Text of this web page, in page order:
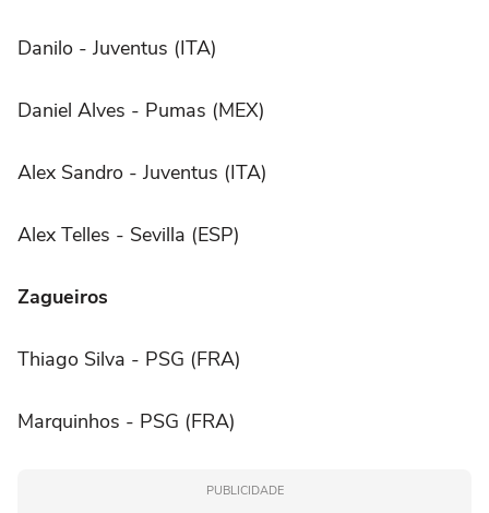
Danilo - Juventus (ITA)
Daniel Alves - Pumas (MEX)
Alex Sandro - Juventus (ITA)
Alex Telles - Sevilla (ESP)
Zagueiros
Thiago Silva - PSG (FRA)
Marquinhos - PSG (FRA)
PUBLICIDADE